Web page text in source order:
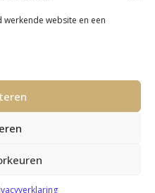
website en een
te blijven